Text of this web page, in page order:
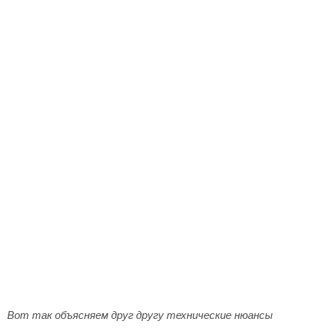
Вот так объясняем друг другу технические нюансы